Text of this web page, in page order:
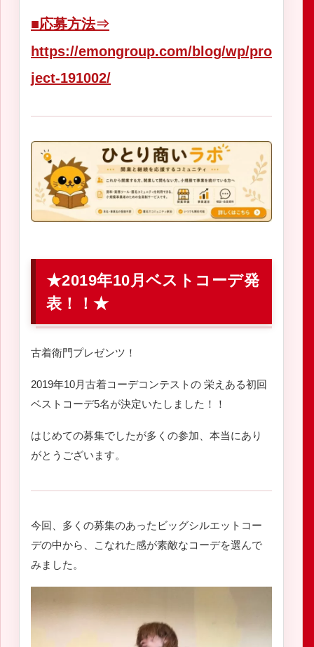
■応募方法⇒
https://emongroup.com/blog/wp/pro
ject-191002/
★2019年10月ベストコーデ発
表！！★
古着衛門プレゼンツ！
2019年10月古着コーデコンテストの 栄えある初回
ベストコーデ5名が決定いたしました！！
はじめての募集でしたが多くの参加、本当にあり
がとうございます。
今回、多くの募集のあったビッグシルエットコー
デの中から、こなれた感が素敵なコーデを選んで
みました。